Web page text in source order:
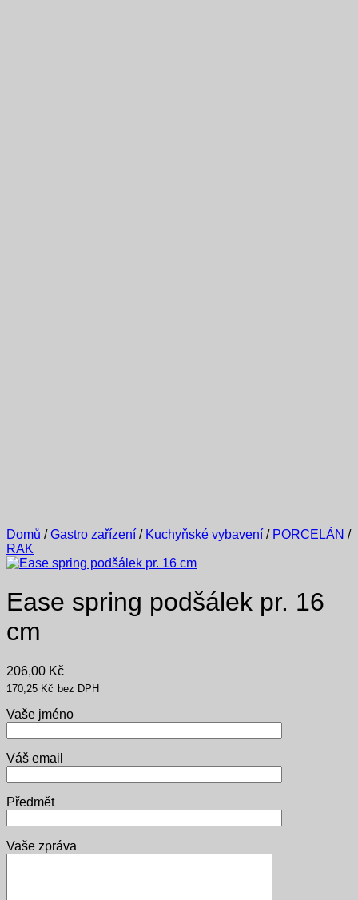
Domů / Gastro zařízení / Kuchyňské vybavení / PORCELÁN /
RAK
Ease spring podšálek pr. 16
cm
206,00 Kč
170,25 Kč bez DPH
Vaše jméno
Váš email
Předmět
Vaše zpráva